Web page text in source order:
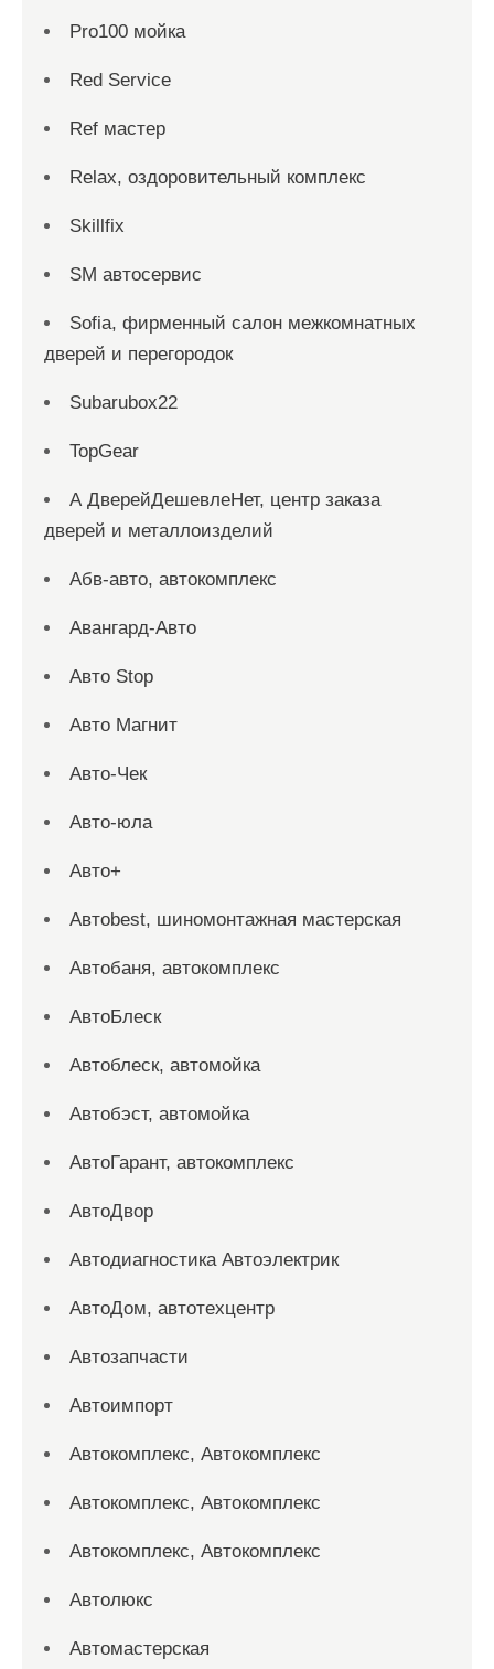
Pro100 мойка
Red Service
Ref мастер
Relax, оздоровительный комплекс
Skillfix
SM автосервис
Sofia, фирменный салон межкомнатных
дверей и перегородок
Subarubox22
TopGear
А ДверейДешевлеНет, центр заказа
дверей и металлоизделий
Абв-авто, автокомплекс
Авангард-Авто
Авто Stop
Авто Магнит
Авто-Чек
Авто-юла
Авто+
Автоbest, шиномонтажная мастерская
Автобаня, автокомплекс
АвтоБлеск
Автоблеск, автомойка
Автобэст, автомойка
АвтоГарант, автокомплекс
АвтоДвор
Автодиагностика Автоэлектрик
АвтоДом, автотехцентр
Автозапчасти
Автоимпорт
Автокомплекс, Автокомплекс
Автокомплекс, Автокомплекс
Автокомплекс, Автокомплекс
Автолюкс
Автомастерская